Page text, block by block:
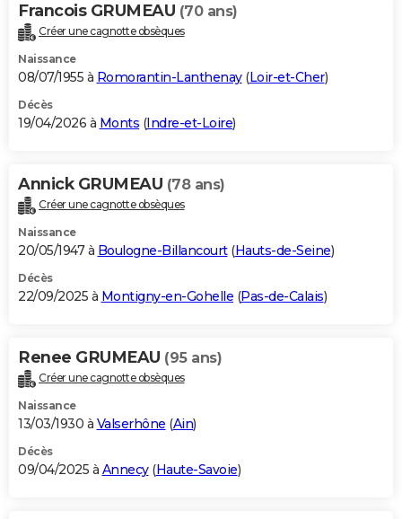
Alimentation
Guide de la santé
Maladies
Médicaments
Sommeil
VOYAGE
Destinations
City break
Voyage nature
Voyage de noces
Forum
Climat
+PHOTO
GUIDES D'ACHAT
BONS PLANS
Carte de Noël
Carte Bonne année
Carte Saint-Valentin
Carte Pâques
Carte d'anniversaire
DICTIONNAIRE
Dictionnaire
Biographies
Citations
Expressions
Proverbes
PROGRAMME TV
S'inscrire
Se connecter
Lycées
Collèges
Primaires
Universités
Entreprises
Service militaire
Avis de recherche
AVIS DE DÉCÈS
Bricolage
Lifestyle
Culture
Sport
Auto
Television
Voyage
Cinema
Francois GRUMEAU (70 ans)
Créer une cagnotte obsèques
Naissance
08/07/1955 à Romorantin-Lanthenay(Loir-et-Cher)
Décès
19/04/2026 à Monts (Indre-et-Loire)
Annick GRUMEAU (78 ans)
Créer une cagnotte obsèques
Naissance
20/05/1947 à Boulogne-Billancourt(Hauts-de-Seine)
Décès
22/09/2025 à Montigny-en-Gohelle (Pas-de-Calais)
Renee GRUMEAU (95 ans)
Créer une cagnotte obsèques
Naissance
13/03/1930 à Valserhône (Ain)
Décès
09/04/2025 à Annecy(Haute-Savoie)